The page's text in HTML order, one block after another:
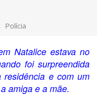
Polícia
Natalice estava no
foi surpreendida
residência e com um
amiga e a mãe.